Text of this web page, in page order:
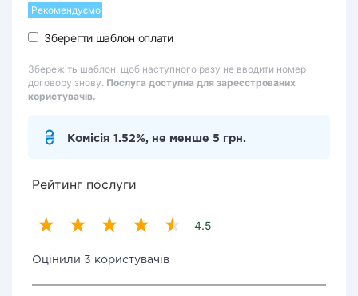
Рекомендуємо
Зберегти шаблон оплати
Збережіть шаблон, щоб наступного разу не вводити номер
договору знову. Послуга доступна для зареєстрованих
користувачів.
Комісія 1.52%, не менше 5 грн.
Рейтинг послуги
4.5
Оцінили 3 користувачів